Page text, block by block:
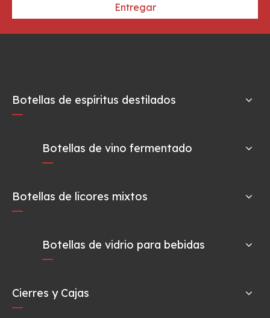
Entregar
Botellas de espíritus destilados
Botellas de vino fermentado
Botellas de licores mixtos
Botellas de vidrio para bebidas
Cierres y Cajas